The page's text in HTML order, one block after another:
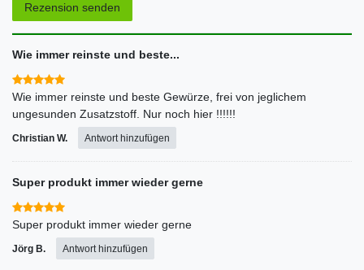
Rezension senden
Wie immer reinste und beste...
Wie immer reinste und beste Gewürze, frei von jeglichem
ungesunden Zusatzstoff. Nur noch hier !!!!!!
Christian W. Antwort hinzufügen
Super produkt immer wieder gerne
Super produkt immer wieder gerne
Jörg B. Antwort hinzufügen